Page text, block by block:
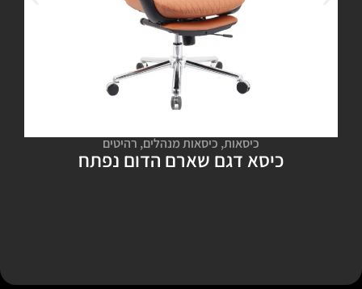
כיסאות,כיסאות מנהלים,רהיטים
כיסא דגם שארם הדום נפתח